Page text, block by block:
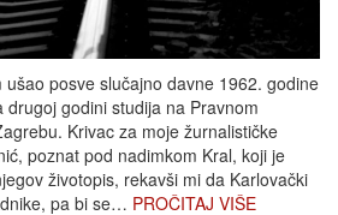
posve slučajno davne 1962. godine
godini studija na Pravnom
Krivac za moje žurnalističke
poznat pod nadimkom Kral, koji je
životopis, rekavši mi da Karlovački
pa bi se… PROČITAJ VIŠE